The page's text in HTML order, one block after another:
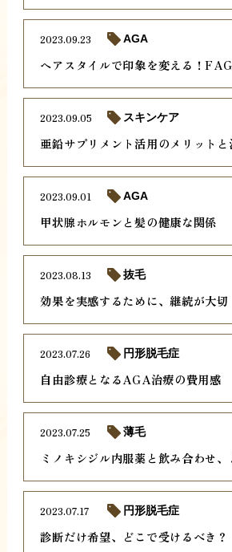
ヘアスタイルで印象を変える！
2023.09.23 AGA
亜鉛サプリメント活用のメリットと
2023.09.05 スキンケア
甲状腺ホルモンと髪の健康な関係
2023.09.01 AGA
効果を実感するために、継続が大切
2023.08.13 抜毛
自由診療となるAGA治療の費用感
2023.07.26 円形脱毛症
ミノキシジル内服薬と飲み合わせ、
2023.07.25 薄毛
診断だけ希望、どこで受けるべき？
2023.07.17 円形脱毛症